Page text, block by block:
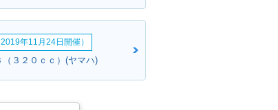
年11月24日開催）
３２０ｃｃ）(ヤマハ)